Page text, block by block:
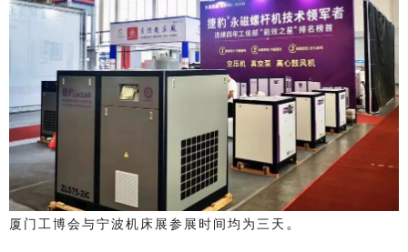
厦门工博会与宁波机床展参展时间均为三天 。